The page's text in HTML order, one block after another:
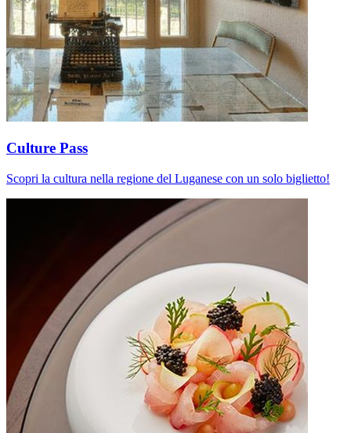
Culture Pass
Scopri la cultura nella regione del Luganese con un solo biglietto!